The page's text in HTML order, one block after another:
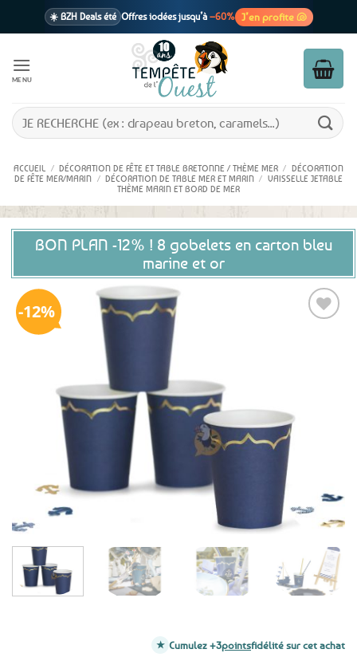
☀️ BZH Deals été Offres iodées jusqu’à –60% J’en profite 🐚
1 cadeau offertdès 39€ d’achats
En point relais dès 3,95€ seulement
MENU
Recherche
pour :
ACCUEIL / DÉCORATION DE FÊTE ET TABLE BRETONNE / THÈME MER / DÉCORATION
DE FÊTE MER/MARIN / DÉCORATION DE TABLE MER ET MARIN / VAISSELLE JETABLE
THÈME MARIN ET BORD DE MER
BON PLAN -12% ! 8 gobelets en carton bleu
marine et or
12%
Cumulez +3pointsfidélité sur cet achat